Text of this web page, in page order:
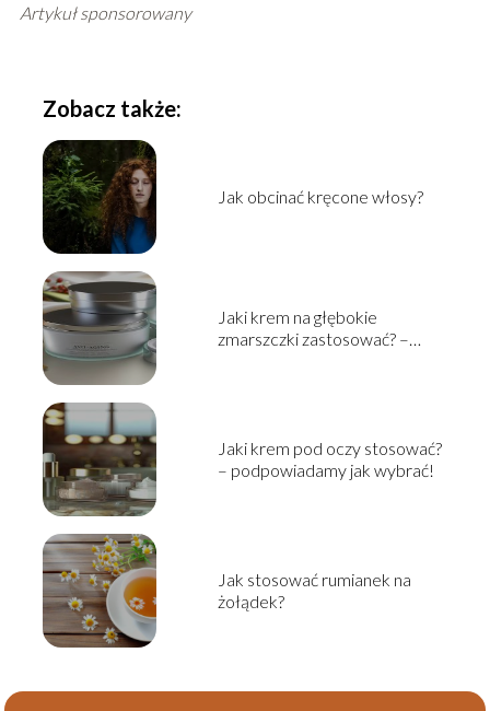
Artykuł sponsorowany
Zobacz także:
Jak obcinać kręcone włosy?
Jaki krem na głębokie
zmarszczki zastosować? –
Jaki krem pod oczy stosować?
– podpowiadamy jak wybrać!
Jak stosować rumianek na
żołądek?